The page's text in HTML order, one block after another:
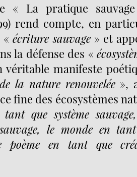
« La pratique
rend compte, en
«écriture sauvage » et
la défense des «
véritable manifeste
la nature renouvelée »,
fine des écosystèmes
tant que système
le monde en
poème en tant que